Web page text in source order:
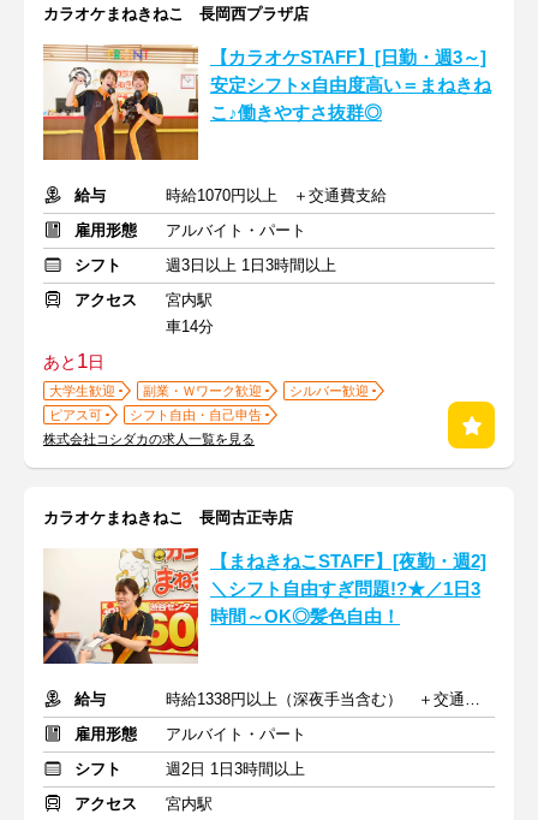
カラオケまねきねこ 長岡西プラザ店
【カラオケSTAFF】[日勤・週3～]
安定シフト×自由度高い＝まねきね
こ♪働きやすさ抜群◎
給与
時給1070円以上 ＋交通費支給
雇用形態
アルバイト・パート
シフト
週3日以上 1日3時間以上
アクセス
宮内駅
車14分
あと 1日
大学生歓迎 副業・Ｗワーク歓迎
シルバー歓迎
ピアス可
シフト自由・自己申告
株式会社コシダカの求人一覧を見る
カラオケまねきねこ 長岡古正寺店
【まねきねこSTAFF】[夜勤・週2]
＼シフト自由すぎ問題!?★／1日3
時間～OK◎髪色自由！
給与
時給1338円以上（深夜手当含む） ＋交通費支給
雇用形態
アルバイト・パート
シフト
週2日 1日3時間以上
アクセス
宮内駅